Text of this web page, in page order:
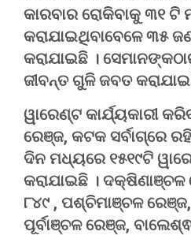
କାରବାର ରୋକିବାକୁ ୩୧ ଟି
କରାଯାଇଥିବାବେଳେ ୩୫
କରାଯାଇଛି ।
ଜୀବନ୍ତ ଗୁଳି ଜବତ
ୱାରେଣ୍ଟ କାର୍ଯ୍ୟକାରୀ
ରେଞ୍ଜ, କଟକ ସର୍ବାଗ୍ରେ
ଦିନ ମଧ୍ୟରେ ୧୫୧୯ଟି
କରାଯାଇଛି ।
୮୪୯ , ପଶ୍ଚିମାଞ୍ଚଳ
ପୂର୍ବାଞ୍ଚଳ ରେଞ୍ଜ,